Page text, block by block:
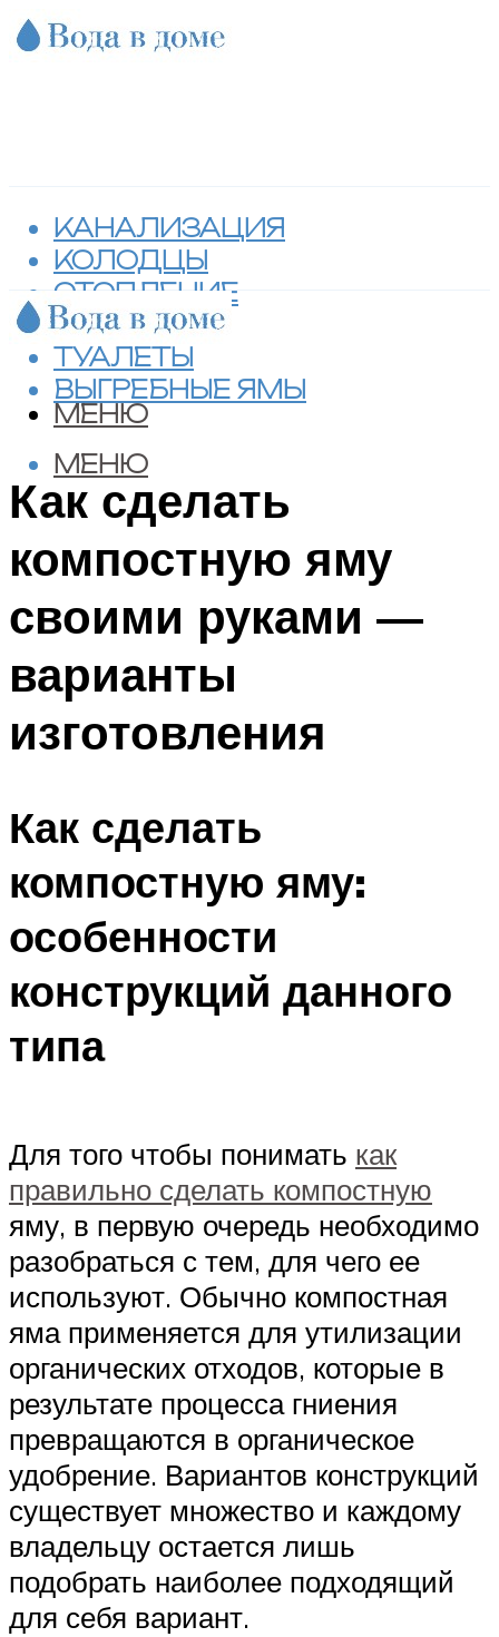
КАНАЛИЗАЦИЯ
КОЛОДЦЫ
ОТОПЛЕНИЕ
СЕПТИКИ
ТУАЛЕТЫ
ВЫГРЕБНЫЕ ЯМЫ
МЕНЮ
МЕНЮ
Как сделать
компостную яму
своими руками —
варианты
изготовления
Как сделать
компостную яму:
особенности
конструкций данного
типа
Для того чтобы понимать как
правильно сделать компостную
яму, в первую очередь необходимо
разобраться с тем, для чего ее
используют. Обычно компостная
яма применяется для утилизации
органических отходов, которые в
результате процесса гниения
превращаются в органическое
удобрение. Вариантов конструкций
существует множество и каждому
владельцу остается лишь
подобрать наиболее подходящий
для себя вариант.